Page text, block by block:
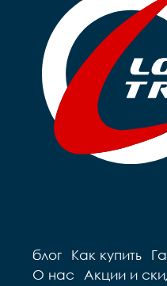
блог Как купить
О нас
Акции и